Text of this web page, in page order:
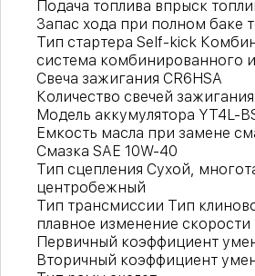
Подача топлива впрыск
Запас хода при полном баке
Тип стартера Self-kick
система комбинированного
Свеча зажигания CR6HSA
Количество свечей зажигания
Модель аккумулятора YT4L-
Емкость масла при замене
Смазка SAE 10W-40
Тип сцепления Сухой,
центробежный
Тип трансмиссии Тип
плавное изменение скорости
Первичный коэффициент
Вторичный коэффициент